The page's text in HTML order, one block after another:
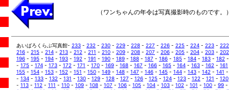
（ワンちゃんの年令は写真撮影時のものです。
あいばろくらぶ写真館- 233 - 232 - 230 - 229 - 228 - 227 - 226 - 225 - 224 - 223 - 222
216 - 215 - 214 - 213 - 212 - 211 - 210 - 209 - 208 - 207 - 206 - 205 - 204 - 203 - 202
196 - 195 - 194 - 193 - 192 - 191 - 190 - 189 - 188 - 187 - 186 - 185 - 184 - 183 - 182
- 175 - 174 - 173 - 172 - 171 - 170 - 169 - 168 - 167 - 166 - 165 - 164 - 163 - 162 - 161
155 - 154 - 153 - 152 - 151 - 150 - 149 - 148 - 147 - 146 - 145 - 144 - 143 - 142 - 141
- 134 - 133 - 132 - 131 - 130 - 129 - 128 - 127 - 126 - 125 - 124 - 123 - 122 - 121 - 120
- 113 - 112 - 111 - 110 - 109 - 108 - 107 - 106 - 105 - 104 - 103 - 102 - 101 - 100 - 99 -